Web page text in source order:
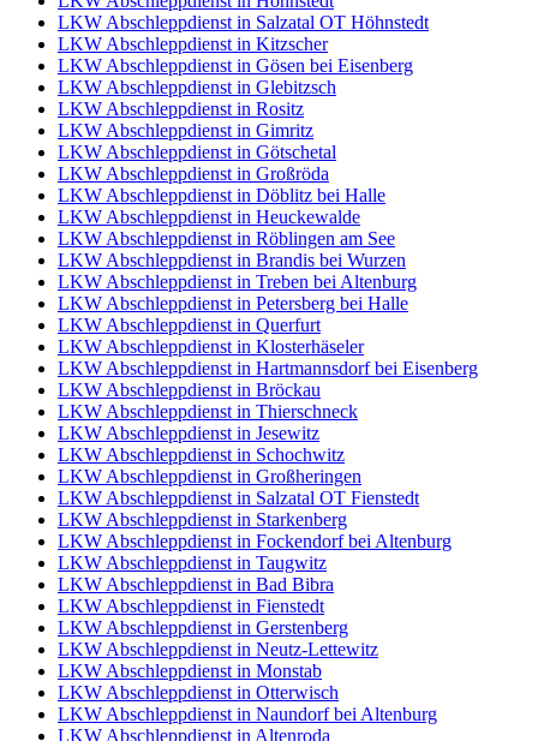
LKW Abschleppdienst in Salzatal OT Höhnstedt
LKW Abschleppdienst in Kitzscher
LKW Abschleppdienst in Gösen bei Eisenberg
LKW Abschleppdienst in Glebitzsch
LKW Abschleppdienst in Rositz
LKW Abschleppdienst in Gimritz
LKW Abschleppdienst in Götschetal
LKW Abschleppdienst in Großröda
LKW Abschleppdienst in Döblitz bei Halle
LKW Abschleppdienst in Heuckewalde
LKW Abschleppdienst in Röblingen am See
LKW Abschleppdienst in Brandis bei Wurzen
LKW Abschleppdienst in Treben bei Altenburg
LKW Abschleppdienst in Petersberg bei Halle
LKW Abschleppdienst in Querfurt
LKW Abschleppdienst in Klosterhäseler
LKW Abschleppdienst in Hartmannsdorf bei Eisenberg
LKW Abschleppdienst in Bröckau
LKW Abschleppdienst in Thierschneck
LKW Abschleppdienst in Jesewitz
LKW Abschleppdienst in Schochwitz
LKW Abschleppdienst in Großheringen
LKW Abschleppdienst in Salzatal OT Fienstedt
LKW Abschleppdienst in Starkenberg
LKW Abschleppdienst in Fockendorf bei Altenburg
LKW Abschleppdienst in Taugwitz
LKW Abschleppdienst in Bad Bibra
LKW Abschleppdienst in Fienstedt
LKW Abschleppdienst in Gerstenberg
LKW Abschleppdienst in Neutz-Lettewitz
LKW Abschleppdienst in Monstab
LKW Abschleppdienst in Otterwisch
LKW Abschleppdienst in Naundorf bei Altenburg
LKW Abschleppdienst in Altenroda